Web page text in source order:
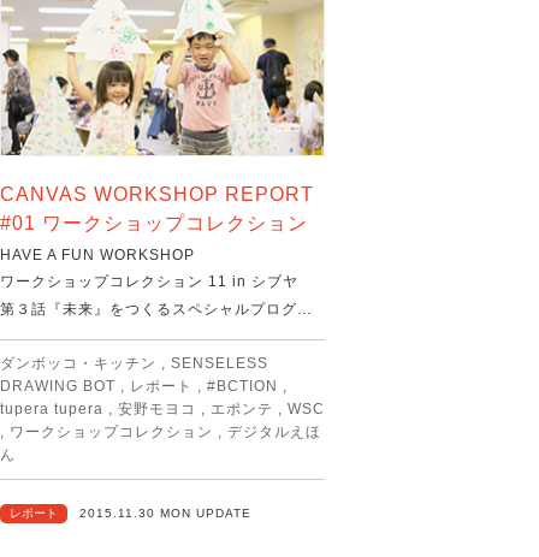
CANVAS WORKSHOP REPORT
#01 ワークショップコレクション
HAVE A FUN WORKSHOP
ワークショップコレクション 11 in シブヤ
第３話『未来』をつくるスペシャルプログ…
ダンボッコ・キッチン , SENSELESS
DRAWING BOT , レポート , #BCTION ,
tupera tupera , 安野モヨコ , エポンテ , WSC
, ワークショップコレクション , デジタルえほ
ん
レポート 2015.11.30 MON UPDATE